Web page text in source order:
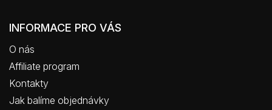
INFORMACE PRO VÁS
O nás
Affiliate program
Kontakty
Jak balíme objednávky